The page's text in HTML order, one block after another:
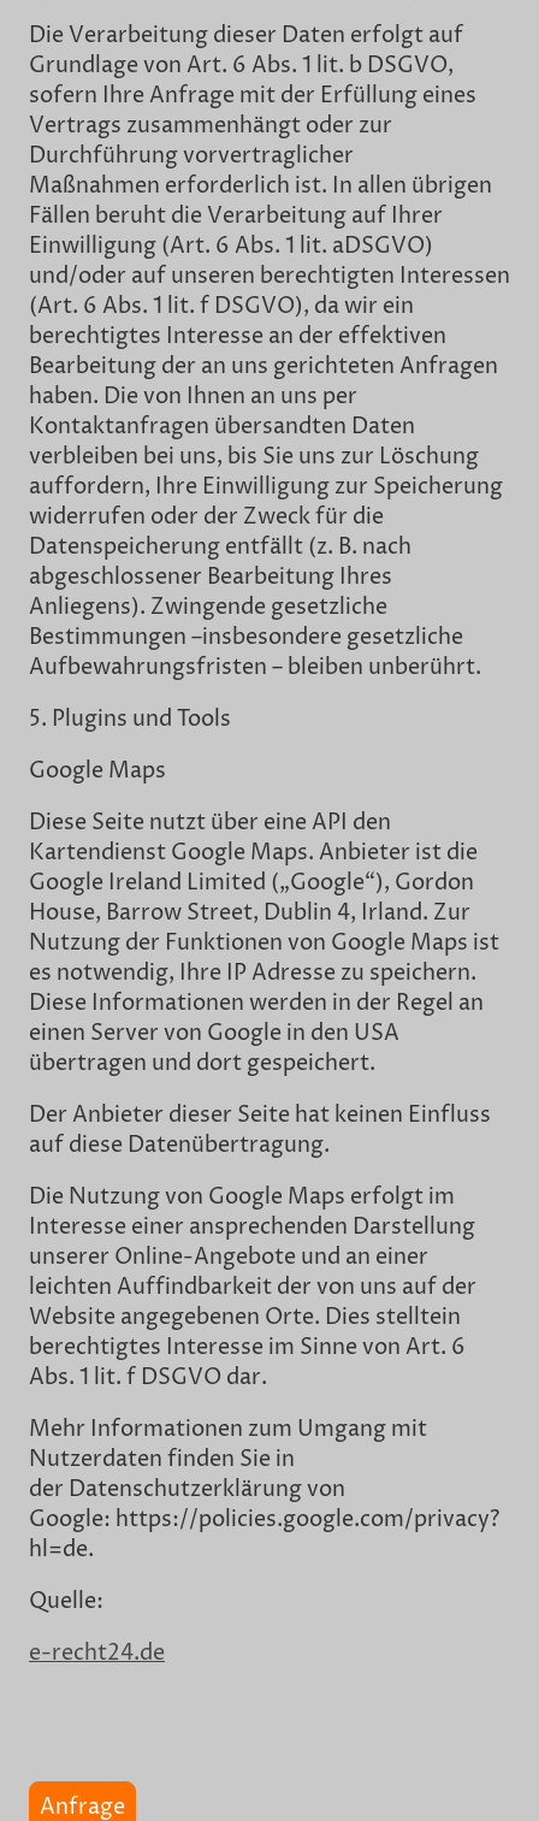
Die Verarbeitung dieser Daten erfolgt auf
Grundlage von Art. 6 Abs. 1 lit. b DSGVO,
sofern Ihre Anfrage mit der Erfüllung eines
Vertrags zusammenhängt oder zur
Durchführung vorvertraglicher
Maßnahmen erforderlich ist. In allen übrigen
Fällen beruht die Verarbeitung auf Ihrer
Einwilligung (Art. 6 Abs. 1 lit. aDSGVO)
und/oder auf unseren berechtigten Interessen
(Art. 6 Abs. 1 lit. f DSGVO), da wir ein
berechtigtes Interesse an der effektiven
Bearbeitung der an uns gerichteten Anfragen
haben. Die von Ihnen an uns per
Kontaktanfragen übersandten Daten
verbleiben bei uns, bis Sie uns zur Löschung
auffordern, Ihre Einwilligung zur Speicherung
widerrufen oder der Zweck für die
Datenspeicherung entfällt (z. B. nach
abgeschlossener Bearbeitung Ihres
Anliegens). Zwingende gesetzliche
Bestimmungen –insbesondere gesetzliche
Aufbewahrungsfristen – bleiben unberührt.
5. Plugins und Tools
Google Maps
Diese Seite nutzt über eine API den
Kartendienst Google Maps. Anbieter ist die
Google Ireland Limited („Google“), Gordon
House, Barrow Street, Dublin 4, Irland. Zur
Nutzung der Funktionen von Google Maps ist
es notwendig, Ihre IP Adresse zu speichern.
Diese Informationen werden in der Regel an
einen Server von Google in den USA
übertragen und dort gespeichert.
Der Anbieter dieser Seite hat keinen Einfluss
auf diese Datenübertragung.
Die Nutzung von Google Maps erfolgt im
Interesse einer ansprechenden Darstellung
unserer Online-Angebote und an einer
leichten Auffindbarkeit der von uns auf der
Website angegebenen Orte. Dies stelltein
berechtigtes Interesse im Sinne von Art. 6
Abs. 1 lit. f DSGVO dar.
Mehr Informationen zum Umgang mit
Nutzerdaten finden Sie in
der Datenschutzerklärung von
Google: https://policies.google.com/privacy?
hl=de.
Quelle:
e-recht24.de
Anfrage